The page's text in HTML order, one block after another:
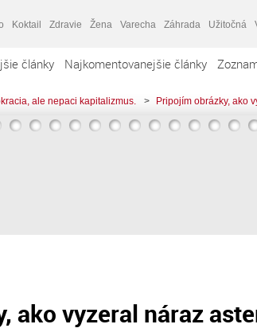
Koktail Zdravie Žena Varecha Záhrada Užitočná
články Najkomentovanejšie články
ale nepaci kapitalizmus. > Pripojím obrázky, ako
ako vyzeral náraz